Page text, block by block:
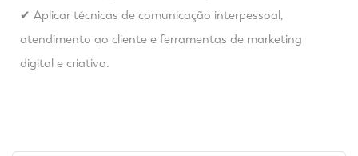
✔ Aplicar técnicas de comunicação interpessoal,
atendimento ao cliente e ferramentas de marketing
digital e criativo.